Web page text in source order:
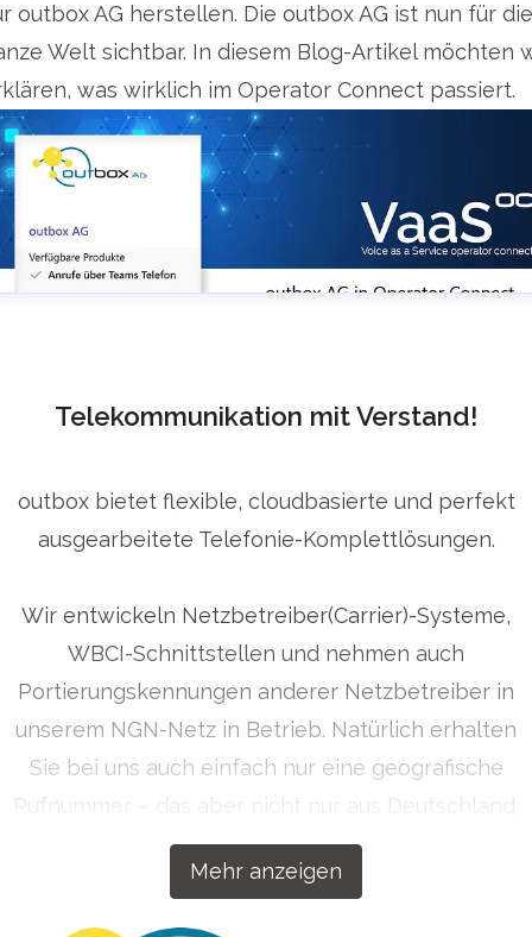
outbox AG herstellen. Die outbox AG ist nun für die
Welt sichtbar. In diesem Blog-Artikel möchten
was wirklich im Operator Connect passiert.
Telekommunikation mit Verstand!
Mehr anzeigen
outbox bietet flexible, cloudbasierte und perfekt
ausgearbeitete Telefonie-Komplettlösungen.
Wir entwickeln Netzbetreiber(Carrier)-Systeme,
WBCI-Schnittstellen und nehmen auch
Portierungskennungen anderer Netzbetreiber in
unserem NGN-Netz in Betrieb. Natürlich erhalten
Sie bei uns auch einfach nur eine geografische
Rufnummer – das aber nicht nur aus Deutschland,
sondern auf Wunsch auch aus über 50 Ländern
weltweit. Getreu dem Motto „Wenn wir etwas